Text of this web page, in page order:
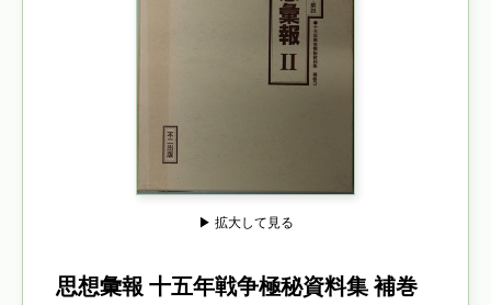
▶ 拡大して見る
思想彙報 十五年戦争極秘資料集 補巻